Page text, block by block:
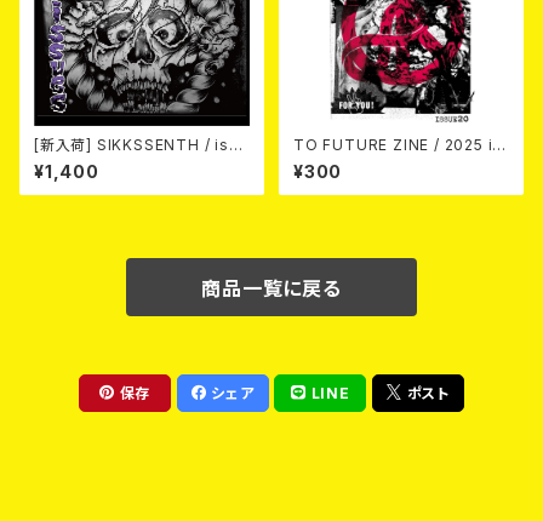
[新入荷] SIKKSSENTH / issu
es (CD-R)
¥1,400
TO FUTURE ZINE / 2025 is
sue 20 (zine)
¥300
商品一覧に戻る
保存 シェア LINE ポスト